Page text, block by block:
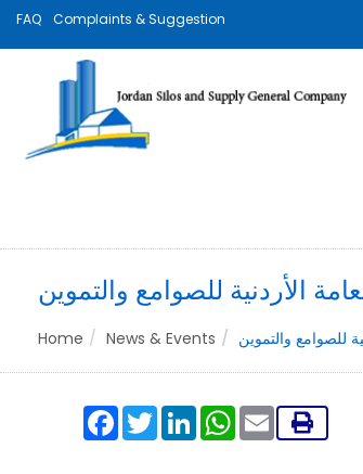
FAQ Complaints & Suggestion
الأردنية للصوامع والتموين
Home News & Events للصوامع والتموين
Facebook
TwitterLinkedInWhatsApp
Email